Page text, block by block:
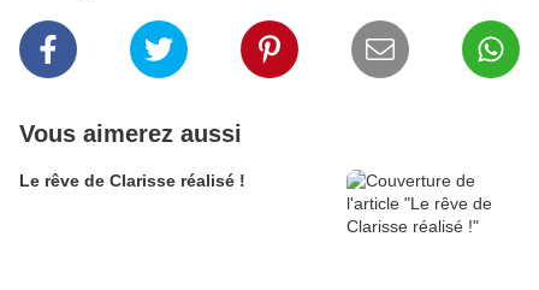
Vous aimerez aussi
Le rêve de Clarisse réalisé !